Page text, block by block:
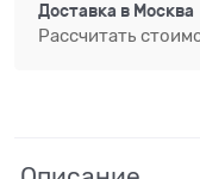
Доставка в Москва
Рассчитать